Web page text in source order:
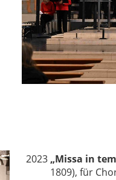
2023 „Missa in
1809), für